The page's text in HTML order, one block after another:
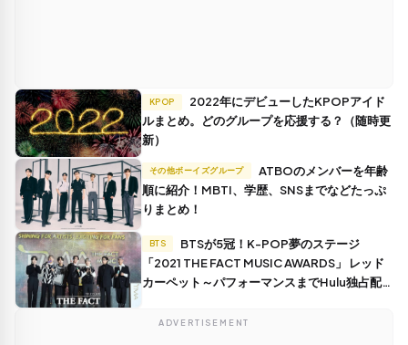
KPOP
ルまとめ。どのグループを応援する？（随時更
新）
その他ボーイズグループ
順に紹介！MBTI、学歴、SNSまでなどたっぷ
りまとめ！
BTS
「2021 THE FACT MUSIC AWARDS」 レッド
カーペット～パフォーマンスまでHulu独占配信
ADVERTISEMENT